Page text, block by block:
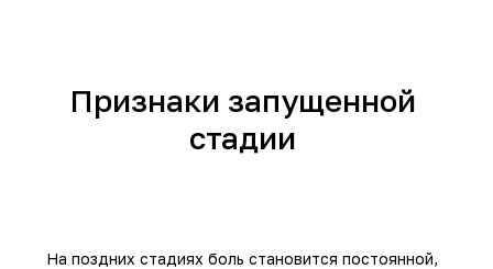
Признаки запущенной
стадии
На поздних стадиях боль становится постоянной,